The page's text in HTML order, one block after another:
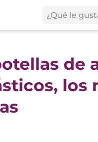
de
los